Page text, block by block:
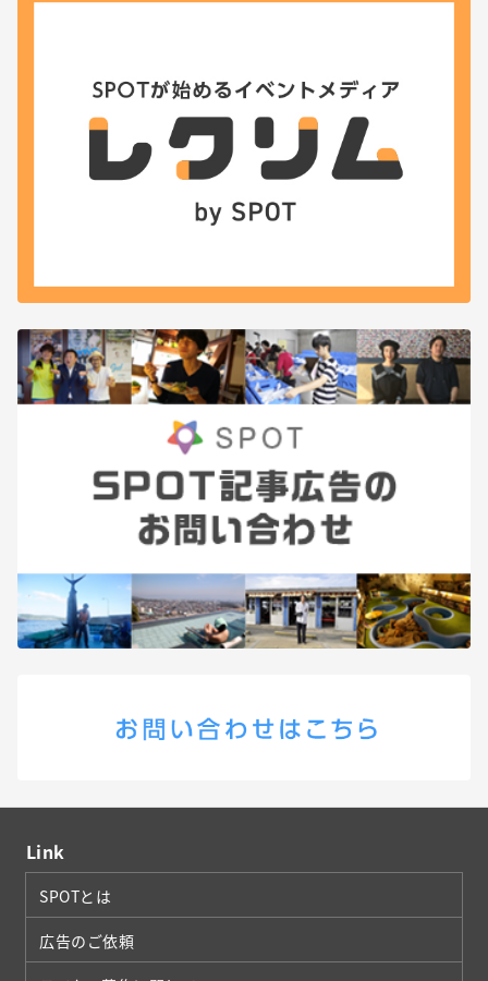
Link
SPOTとは
広告のご依頼